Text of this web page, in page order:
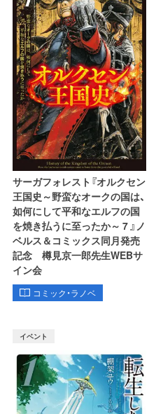
サーガフォレスト『オルクセン
王国史～野蛮なオークの国は、
如何にして平和なエルフの国
を焼き払うに至ったか～ 7 』ノ
ベルス＆コミックス同月発売
記念 樽見京一郎先生WEBサ
イン会
コミック・ラノベ
イベント